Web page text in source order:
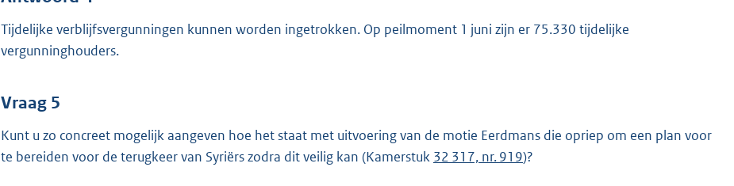
Tijdelijke verblijfsvergunningen kunnen worden ingetrokken. Op peilmoment 1 juni zijn er 75.330 tijdelijke
vergunninghouders.
Vraag 5
Kunt u zo concreet mogelijk aangeven hoe het staat met uitvoering van de motie Eerdmans die opriep om een plan voor
te bereiden voor de terugkeer van Syriërs zodra dit veilig kan (Kamerstuk 32 317, nr. 919)?